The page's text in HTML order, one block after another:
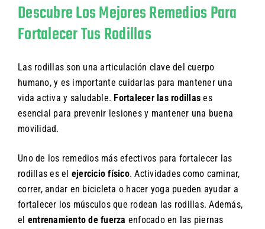
Descubre Los Mejores Remedios Para
Fortalecer Tus Rodillas
Las rodillas son una articulación clave del cuerpo
humano, y es importante cuidarlas para mantener una
vida activa y saludable. Fortalecer las rodillas es
esencial para prevenir lesiones y mantener una buena
movilidad.
Uno de los remedios más efectivos para fortalecer las
rodillas es el ejercicio físico. Actividades como caminar,
correr, andar en bicicleta o hacer yoga pueden ayudar a
fortalecer los músculos que rodean las rodillas. Además,
el entrenamiento de fuerza enfocado en las piernas